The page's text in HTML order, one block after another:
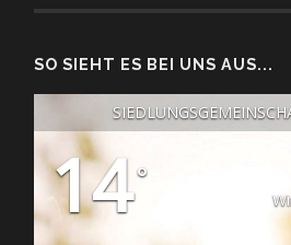
SO SIEHT ES BEI UNS AUS...
14°